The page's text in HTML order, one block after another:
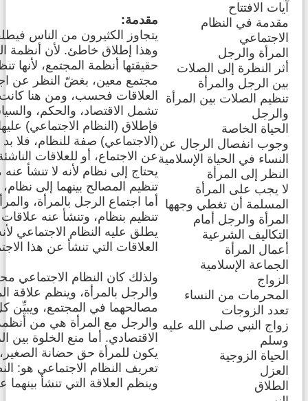
آيات الافتتاح
مقدمة في النظام
الاجتماعي
المرأة والرجل
أثر النظرة إلى الصلات
بين الرجل والمرأة
تنظيم الصلات بين المرأة
والرجل
الحياة الخاصة
وجوب انفصال الرجال عن
النساء في الحياة الإسلامية
النظر إلى المرأة
لا يجب على المرأة
المسلمة أن تغطي وجهها
المرأة والرجل أمام
التكاليف الشرعية
أعمال المرأة
الجماعة الإسلامية
الزواج
المحرمات من النساء
تعدد الزوجات
زواج النبي صلى الله عليه
وسلم
الحياة الزوجية
العزل
الطلاق
مقدمة:
يتجاوز الكثيرون من الناس
وهذا إطلاق خاطئ. لأن أنظمة
حقيقتها أنظمة المجتمع، لأنها
مجتمع معين، بغضّ النظر عن
العلاقات فحسب، ومن هنا
تشمل الاقتصاد، والحكم،
فإطلاق (النظام الاجتماعي)
(الاجتماعي) صفة للنظام، فلا
عن الاجتماع، أو للعلاقات
يحتاج إلى نظام لأنه لا تنشأ
تنظيم المصالح بينهما إلى
أما اجتماع الرجل بالمرأة،
تنظيم بنظام، وتنشأ عنه علاقات
يطلق عليه النظام الاجتماعي
العلاقات التي تنشأ عن هذا
ولذلك كان النظام الاجتماعي
والرجل بالمرأة، وينظم علاقة
مصالحهما في المجتمع، ويبيِّن
والرجل مع المرأة هي من أنظمة
الاقتصادي. أما منع الخلوة
يكون للمرأة حق حضانة
تعريف النظام الاجتماعي هو:
وينظم العلاقة التي تنشأ